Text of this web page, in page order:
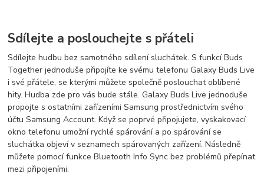
Sdílejte a poslouchejte s přáteli
Sdílejte hudbu bez samotného sdílení sluchátek. S funkcí Buds
Together jednoduše připojíte ke svému telefonu Galaxy Buds Live
i své přátele, se kterými můžete společně poslouchat oblíbené
hity. Hudba zde pro vás bude stále. Galaxy Buds Live jednoduše
propojte s ostatními zařízeními Samsung prostřednictvím svého
účtu Samsung Account. Když se poprvé připojujete, vyskakovací
okno telefonu umožní rychlé spárování a po spárování se
sluchátka objeví v seznamech spárovaných zařízení. Následně
můžete pomocí funkce Bluetooth Info Sync bez problémů přepínat
mezi připojeními.